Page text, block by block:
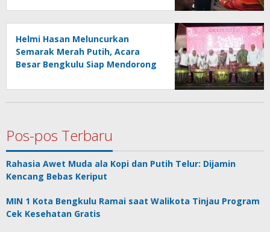
Helmi Hasan Meluncurkan
Semarak Merah Putih, Acara
Besar Bengkulu Siap Mendorong
Pos-pos Terbaru
Rahasia Awet Muda ala Kopi dan Putih Telur: Dijamin
Kencang Bebas Keriput
MIN 1 Kota Bengkulu Ramai saat Walikota Tinjau Program
Cek Kesehatan Gratis